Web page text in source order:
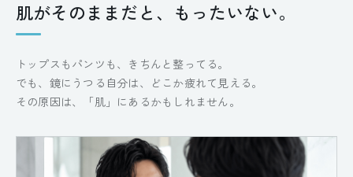
肌がそのままだと、もったいない。
トップスもパンツも、きちんと整ってる。
でも、鏡にうつる自分は、どこか疲れて見える。
その原因は、「肌」にあるかもしれません。